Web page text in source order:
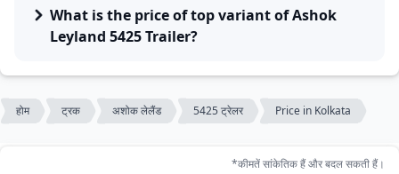
What is the price of top variant of Ashok
Leyland 5425 Trailer?
होम ट्रक अशोक लेलैंड 5425 ट्रेलर Price in Kolkata
*कीमतें सांकेतिक हैं और बदल सकती हैं।